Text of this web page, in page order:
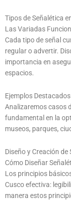
Tipos de Señalética
Las Variadas
Cada tipo de señal
regular o advertir.
importancia en
espacios.
Ejemplos
Analizaremos casos
fundamental en la
museos, parques,
Diseño y Creación
Cómo Diseñar
Los principios
Cusco efectiva:
manera estos